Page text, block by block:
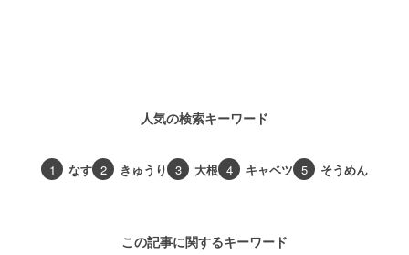
人気の検索キーワード
1 なす 2 きゅうり 3 大根 4 キャベツ 5 そうめん
この記事に関するキーワード